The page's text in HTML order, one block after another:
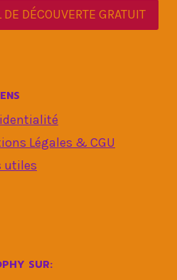
DÉCOUVERTE GRATUIT
Légales & CGU
utiles
SUR: